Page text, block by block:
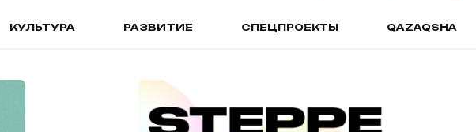
КУЛЬТУРА РАЗВИТИЕ СПЕЦПРОЕКТЫ QAZAQSHA